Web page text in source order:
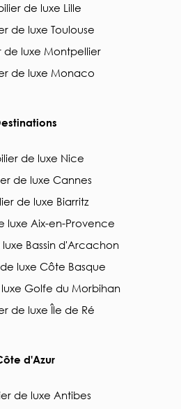
de luxe Lille
de luxe Toulouse
de luxe Montpellier
de luxe Monaco
de luxe Nice
de luxe Cannes
de luxe Biarritz
luxe Aix-en-Provence
Bassin d'Arcachon
luxe Côte Basque
Golfe du Morbihan
de luxe Île de Ré
d'Azur
de luxe Antibes